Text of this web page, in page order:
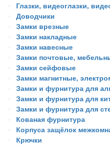
Глазки, видеоглазки,
Доводчики
Замки врезные
Замки накладные
Замки навесные
Замки почтовые,
Замки сейфовые
Замки магнитные,
Замки и фурнитура для
Замки и фурнитура для
Замки и фурнитура для
Кованая фурнитура
Корпуса защёлок
Крючки